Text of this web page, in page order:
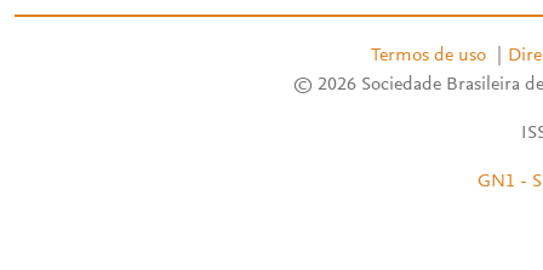
Termos de uso
© 2026 Sociedade Brasileira
GN1 -